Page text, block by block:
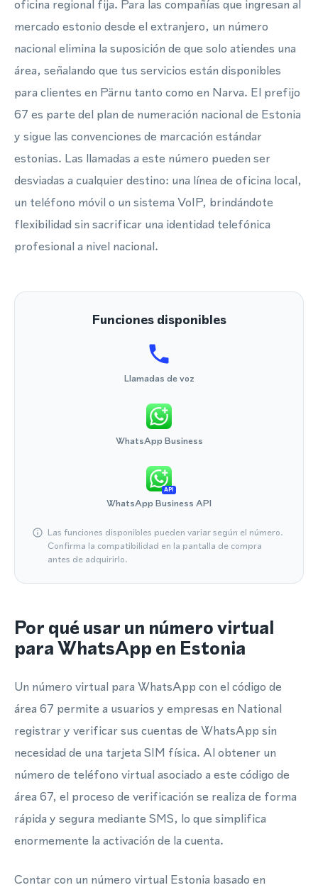
oficina regional fija. Para las compañías que ingresan al
mercado estonio desde el extranjero, un número
nacional elimina la suposición de que solo atiendes una
área, señalando que tus servicios están disponibles
para clientes en Pärnu tanto como en Narva. El prefijo
67 es parte del plan de numeración nacional de Estonia
y sigue las convenciones de marcación estándar
estonias. Las llamadas a este número pueden ser
desviadas a cualquier destino: una línea de oficina local,
un teléfono móvil o un sistema VoIP, brindándote
flexibilidad sin sacrificar una identidad telefónica
profesional a nivel nacional.
Funciones disponibles
Llamadas de voz
WhatsApp Business
API
WhatsApp Business API
Las funciones disponibles pueden variar según el número.
Confirma la compatibilidad en la pantalla de compra
antes de adquirirlo.
Por qué usar un número virtual
para WhatsApp en Estonia
Un número virtual para WhatsApp con el código de
área 67 permite a usuarios y empresas en National
registrar y verificar sus cuentas de WhatsApp sin
necesidad de una tarjeta SIM física. Al obtener un
número de teléfono virtual asociado a este código de
área 67, el proceso de verificación se realiza de forma
rápida y segura mediante SMS, lo que simplifica
enormemente la activación de la cuenta.
Contar con un número virtual Estonia basado en